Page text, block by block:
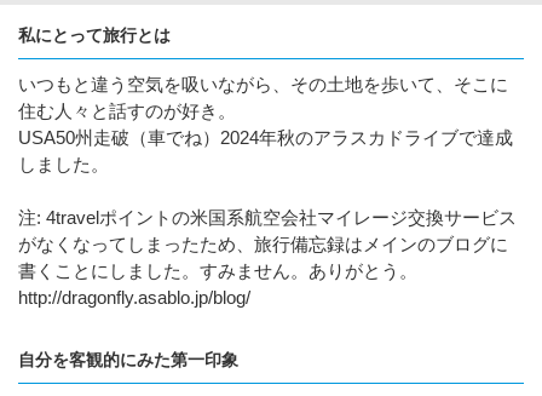
私にとって旅行とは
いつもと違う空気を吸いながら、その土地を歩いて、そこに
住む人々と話すのが好き。
USA50州走破（車でね）2024年秋のアラスカドライブで達成
しました。
注: 4travelポイントの米国系航空会社マイレージ交換サービス
がなくなってしまったため、旅行備忘録はメインのブログに
書くことにしました。すみません。ありがとう。
http://dragonfly.asablo.jp/blog/
自分を客観的にみた第一印象